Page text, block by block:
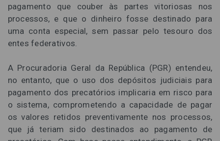
pagamento que couber às partes vitoriosas nos
processos, e que o dinheiro fosse destinado para
uma conta especial, sem passar pelo tesouro dos
entes federativos.
A Procuradoria Geral da República (PGR) entendeu,
no entanto, que o uso dos depósitos judiciais para
pagamento dos precatórios implicaria em risco para
o sistema, comprometendo a capacidade de pagar
os valores retidos preventivamente nos processos,
que já teriam sido destinados ao pagamento de